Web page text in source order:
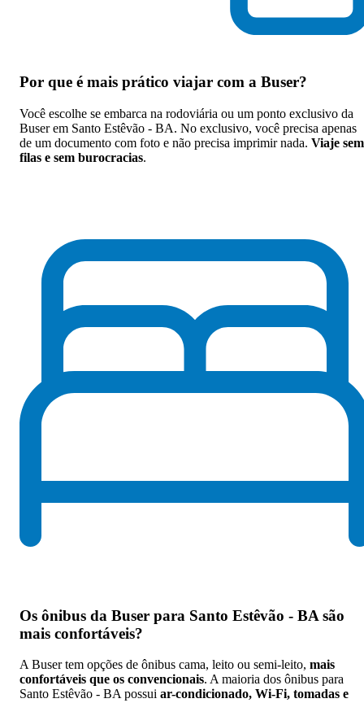
Por que é mais prático viajar com a Buser?
Você escolhe se embarca na rodoviária ou um ponto exclusivo da
Buser em Santo Estêvão - BA. No exclusivo, você precisa apenas
de um documento com foto e não precisa imprimir nada. Viaje sem
filas e sem burocracias.
Os ônibus da Buser para Santo Estêvão - BA são
mais confortáveis?
A Buser tem opções de ônibus cama, leito ou semi-leito, mais
confortáveis que os convencionais. A maioria dos ônibus para
Santo Estêvão - BA possui ar-condicionado, Wi-Fi, tomadas e